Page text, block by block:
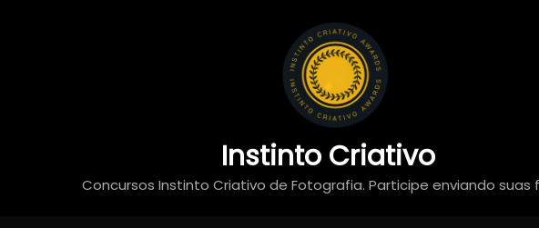
Instinto Criativo
Concursos Instinto Criativo de Fotografia. Participe enviando suas